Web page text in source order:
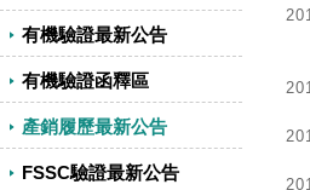
有機驗證最新公告
有機驗證函釋區
產銷履歷最新公告
FSSC驗證最新公告